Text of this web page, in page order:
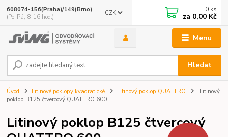
Menu
CZK
Hledat
608074-156(Praha)/149(Brno)
(Po-Pá, 8-16 hod.)
0 ks
za 0,00 Kč
Úvod Litinové poklopy kvadratické Litinový poklop QUATTRO
Litinový
poklop B125 čtvercový QUATTRO 600
Litinový poklop B125 čtvercový